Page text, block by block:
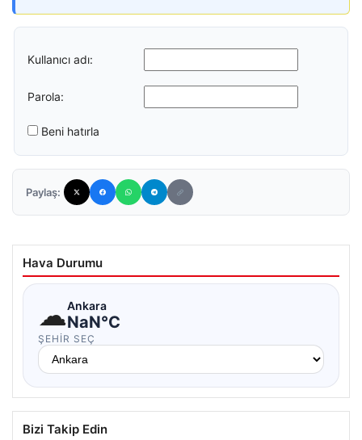
Kullanıcı adı:
Parola:
Beni hatırla
Paylaş:
Hava Durumu
☁Ankara
NaN°C
ŞEHIR SEÇ
Bizi Takip Edin